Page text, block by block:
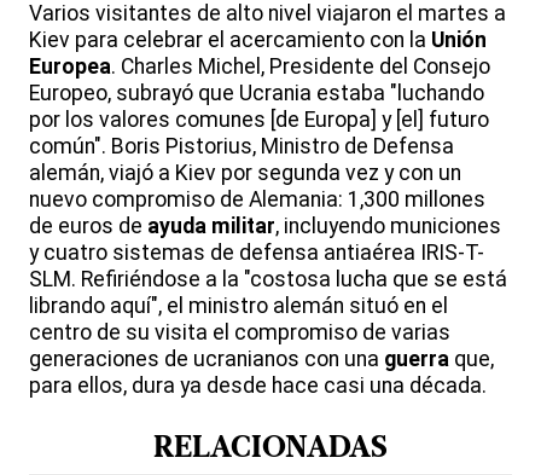
Varios visitantes de alto nivel viajaron el martes a
Kiev para celebrar el acercamiento con la Unión
Europea. Charles Michel, Presidente del Consejo
Europeo, subrayó que Ucrania estaba "luchando
por los valores comunes [de Europa] y [el] futuro
común". Boris Pistorius, Ministro de Defensa
alemán, viajó a Kiev por segunda vez y con un
nuevo compromiso de Alemania: 1,300 millones
de euros de ayuda militar, incluyendo municiones
y cuatro sistemas de defensa antiaérea IRIS-T-
SLM. Refiriéndose a la "costosa lucha que se está
librando aquí", el ministro alemán situó en el
centro de su visita el compromiso de varias
generaciones de ucranianos con una guerra que,
para ellos, dura ya desde hace casi una década.
RELACIONADAS